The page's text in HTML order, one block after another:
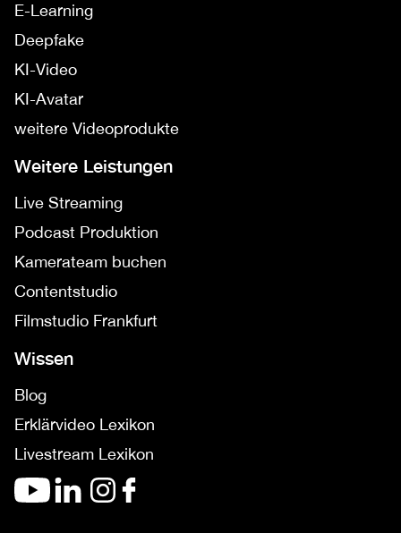
E-Learning
Deepfake
KI-Video
KI-Avatar
weitere Videoprodukte
Weitere Leistungen
Live Streaming
Podcast Produktion
Kamerateam buchen
Contentstudio
Filmstudio Frankfurt
Wissen
Blog
Erklärvideo Lexikon
Livestream Lexikon